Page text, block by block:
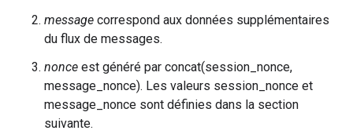
message correspond aux données supplémentaires
du flux de messages.
nonce est généré par concat(session_nonce,
message_nonce). Les valeurs session_nonce et
message_nonce sont définies dans la section
suivante.